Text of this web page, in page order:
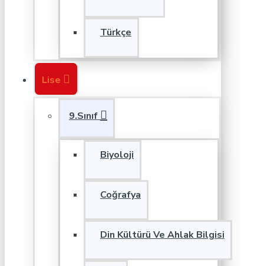
Türkçe
Lise
9.Sınıf
Biyoloji
Coğrafya
Din Kültürü Ve Ahlak Bilgisi